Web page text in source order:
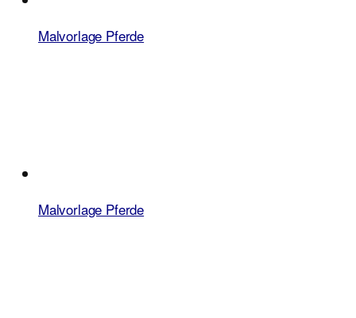
Malvorlage Pferde
Malvorlage Pferde